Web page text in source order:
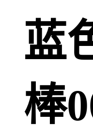
蓝
棒